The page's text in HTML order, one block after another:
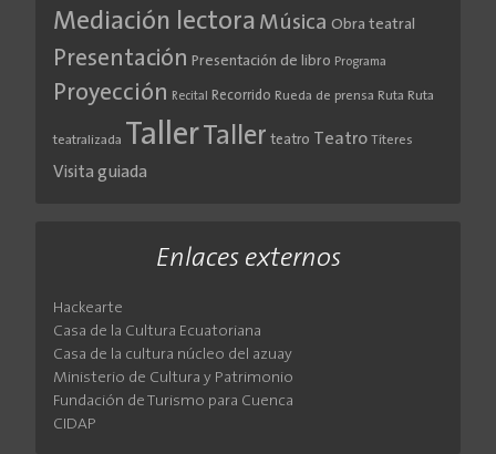
Mediación lectora Música Obra teatral
Presentación Presentación de libro Programa
Proyección Recital Recorrido Rueda de prensa Ruta Ruta
teatralizada TallerTaller teatro Teatro Títeres
Visita guiada
Enlaces externos
Hackearte
Casa de la Cultura Ecuatoriana
Casa de la cultura núcleo del azuay
Ministerio de Cultura y Patrimonio
Fundación de Turismo para Cuenca
CIDAP